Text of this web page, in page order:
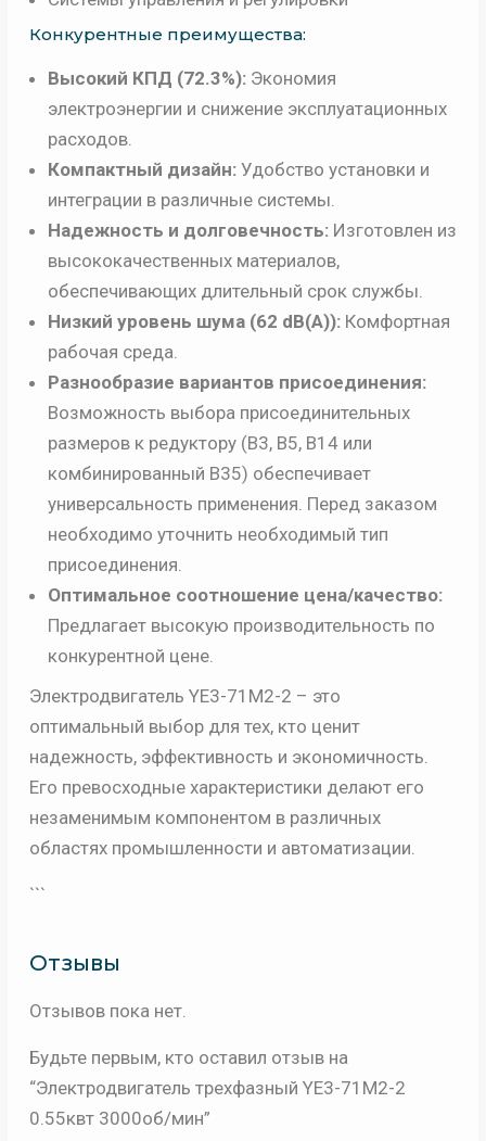
Конкурентные преимущества:
Высокий КПД (72.3%):Экономия
электроэнергии и снижение эксплуатационных
расходов.
Компактный дизайн:Удобство установки и
интеграции в различные системы.
Надежность и долговечность:Изготовлен из
высококачественных материалов,
обеспечивающих длительный срок службы.
Низкий уровень шума (62 dB(A)):Комфортная
рабочая среда.
Разнообразие вариантов присоединения:
Возможность выбора присоединительных
размеров к редуктору (B3, B5, B14 или
комбинированный B35) обеспечивает
универсальность применения. Перед заказом
необходимо уточнить необходимый тип
присоединения.
Оптимальное соотношение цена/качество:
Предлагает высокую производительность по
конкурентной цене.
Электродвигатель YE3-71M2-2 – это
оптимальный выбор для тех, кто ценит
надежность, эффективность и экономичность.
Его превосходные характеристики делают его
незаменимым компонентом в различных
областях промышленности и автоматизации.
```
Отзывы
Отзывов пока нет.
Будьте первым, кто оставил отзыв на
“Электродвигатель трехфазный YE3-71M2-2
0.55квт 3000об/мин”